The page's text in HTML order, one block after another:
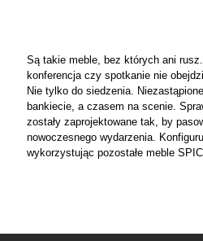
Są takie meble, bez których ani
konferencja czy spotkanie nie
Nie tylko do siedzenia.
bankiecie, a czasem na scenie.
zostały zaprojektowane tak, by
nowoczesnego wydarzenia.
wykorzystując pozostałe meble